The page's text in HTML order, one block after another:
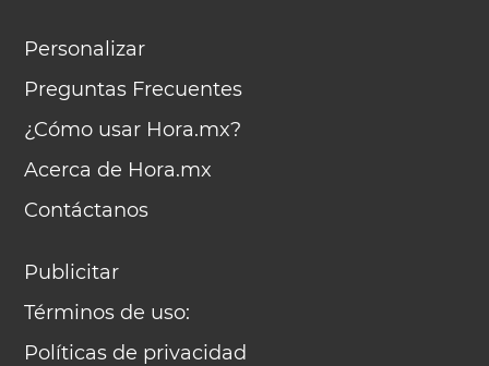
Personalizar
Preguntas Frecuentes
¿Cómo usar Hora.mx?
Acerca de Hora.mx
Contáctanos
Publicitar
Términos de uso:
Políticas de privacidad